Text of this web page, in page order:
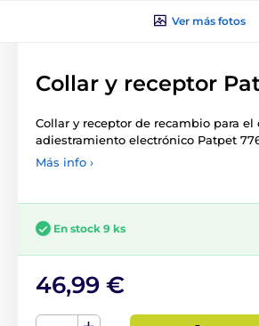
Ver más fotos
Collar y receptor
Collar y receptor de recambio para el
adiestramiento electrónico Patpet
Más info ›
En stock 9 ks
46,99 €